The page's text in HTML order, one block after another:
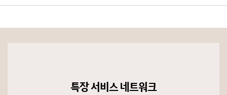
특장 서비스 네트워크